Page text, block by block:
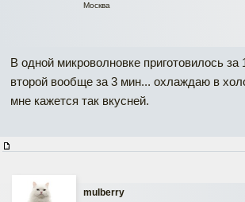
Москва
В одной микроволновке приготовилось за
второй вообще за 3 мин... охлаждаю в
мне кажется так вкусней.
mulberry